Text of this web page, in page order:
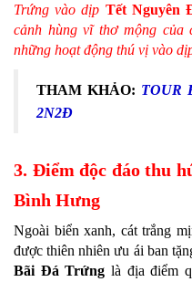
Trứng vào dịp Tết Nguyên
cảnh hùng vĩ thơ mộng của
những hoạt động thú vị vào
THAM KHẢO: TOUR
2N2Đ
3. Điểm độc đáo thu
Bình Hưng
Ngoài biển xanh, cát trắng
được thiên nhiên ưu ái ban
Bãi Đá Trứng là địa điểm